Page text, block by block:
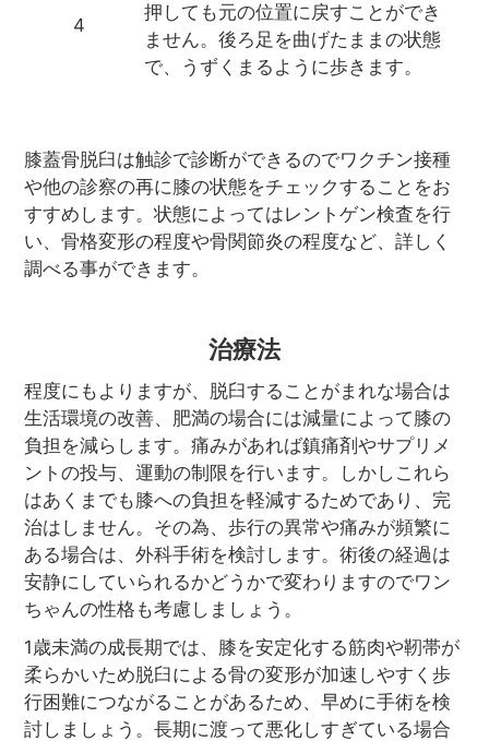
4
押しても元の位置に戻すことができ
ません。後ろ足を曲げたままの状態
で、うずくまるように歩きます。
膝蓋骨脱臼は触診で診断ができるのでワクチン接種
や他の診察の再に膝の状態をチェックすることをお
すすめします。状態によってはレントゲン検査を行
い、骨格変形の程度や骨関節炎の程度など、詳しく
調べる事ができます。
治療法
程度にもよりますが、脱臼することがまれな場合は
生活環境の改善、肥満の場合には減量によって膝の
負担を減らします。痛みがあれば鎮痛剤やサプリメ
ントの投与、運動の制限を行います。しかしこれら
はあくまでも膝への負担を軽減するためであり、完
治はしません。その為、歩行の異常や痛みが頻繁に
ある場合は、外科手術を検討します。術後の経過は
安静にしていられるかどうかで変わりますのでワン
ちゃんの性格も考慮しましょう。
1歳未満の成長期では、膝を安定化する筋肉や靭帯が
柔らかいため脱臼による骨の変形が加速しやすく歩
行困難につながることがあるため、早めに手術を検
討しましょう。長期に渡って悪化しすぎている場合